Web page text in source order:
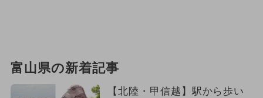
富山県の新着記事
【北陸・甲信越】駅から歩い